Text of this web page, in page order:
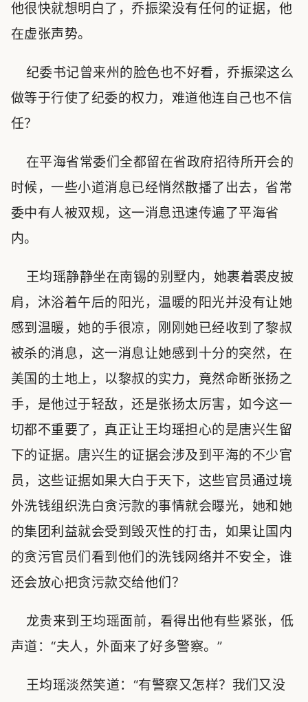
他很快就想明白了，乔振梁没有任何的证据，他
在虚张声势。
纪委书记曾来州的脸色也不好看，乔振梁这么
做等于行使了纪委的权力，难道他连自己也不信
任？
在平海省常委们全都留在省政府招待所开会的
时候，一些小道消息已经悄然散播了出去，省常
委中有人被双规，这一消息迅速传遍了平海省
内。
王均瑶静静坐在南锡的别墅内，她裹着裘皮披
肩，沐浴着午后的阳光，温暖的阳光并没有让她
感到温暖，她的手很凉，刚刚她已经收到了黎叔
被杀的消息，这一消息让她感到十分的突然，在
美国的土地上，以黎叔的实力，竟然命断张扬之
手，是他过于轻敌，还是张扬太厉害，如今这一
切都不重要了，真正让王均瑶担心的是唐兴生留
下的证据。唐兴生的证据会涉及到平海的不少官
员，这些证据如果大白于天下，这些官员通过境
外洗钱组织洗白贪污款的事情就会曝光，她和她
的集团利益就会受到毁灭性的打击，如果让国内
的贪污官员们看到他们的洗钱网络并不安全，谁
还会放心把贪污款交给他们？
龙贵来到王均瑶面前，看得出他有些紧张，低
声道：“夫人，外面来了好多警察。”
王均瑶淡然笑道：“有警察又怎样？我们又没